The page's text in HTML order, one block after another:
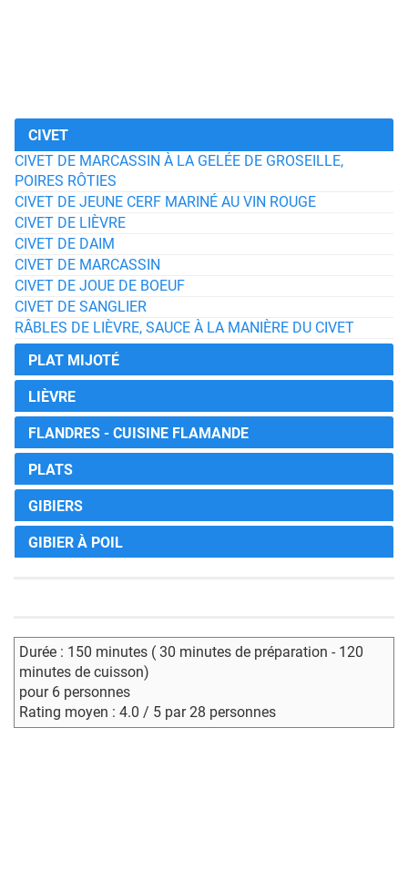
CIVET
CIVET DE MARCASSIN À LA GELÉE DE GROSEILLE,
POIRES RÔTIES
CIVET DE JEUNE CERF MARINÉ AU VIN ROUGE
CIVET DE LIÈVRE
CIVET DE DAIM
CIVET DE MARCASSIN
CIVET DE JOUE DE BOEUF
CIVET DE SANGLIER
RÂBLES DE LIÈVRE, SAUCE À LA MANIÈRE DU CIVET
PLAT MIJOTÉ
LIÈVRE
FLANDRES - CUISINE FLAMANDE
PLATS
GIBIERS
GIBIER À POIL
Durée : 150 minutes ( 30 minutes de préparation - 120
minutes de cuisson)
pour 6 personnes
Rating moyen : 4.0 / 5 par 28 personnes